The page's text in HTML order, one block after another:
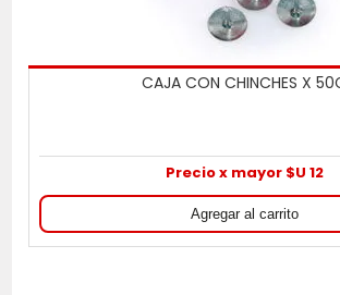
CAJA CON CHINCHES X
Precio x mayor $U 12